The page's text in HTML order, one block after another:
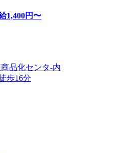
1,400円〜
品化センタ-内
歩16分